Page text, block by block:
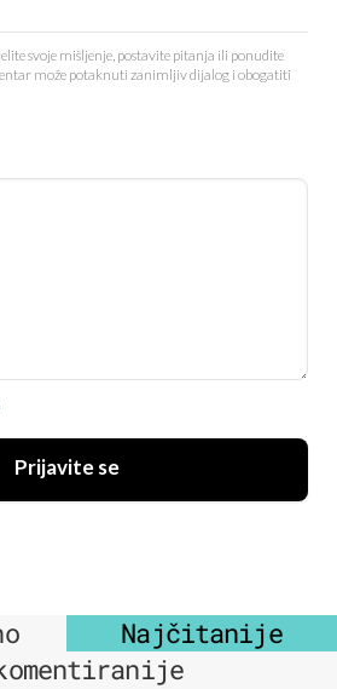
svoje mišljenje, postavite pitanja ili ponudite
može potaknuti zanimljiv dijalog i obogatiti
Prijavite se
Najčitanije